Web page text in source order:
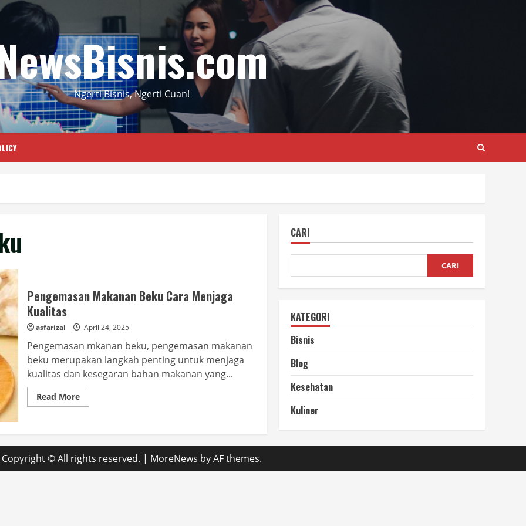
Ngerti Bisnis, Ngerti Cuan!
Pengemasan Makanan Beku Cara Menjaga
Kualitas
asfarizal April 24, 2025
Pengemasan mkanan beku, pengemasan makanan
beku merupakan langkah penting untuk menjaga
kualitas dan kesegaran bahan makanan yang...
Read MoreRead
more
Beku
Cara
Menjaga
Kualitas
CARI
CARI
KATEGORI
Bisnis
Blog
Kesehatan
Kuliner
Copyright © All rights reserved. | MoreNews by AF themes.